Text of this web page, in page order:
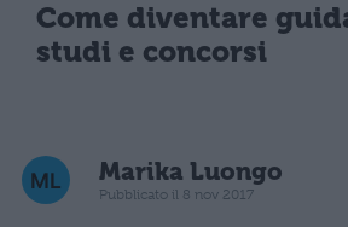
Come diventare
studi e concorsi
Marika Luongo
Pubblicato il 8 nov 2017